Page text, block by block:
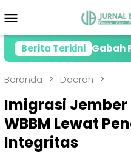
ke
Mobile
Berita Terkini
Gabah Petani di
Beranda Daerah
Imigrasi Jember
WBBM Lewat
Integritas